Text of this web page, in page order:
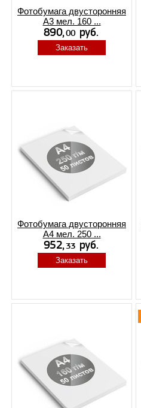
Фотобумага двусторонняя
А3 мел. 160 ...
Заказать
Фотобумага двусторонняя
А4 мел. 250 ...
Заказать